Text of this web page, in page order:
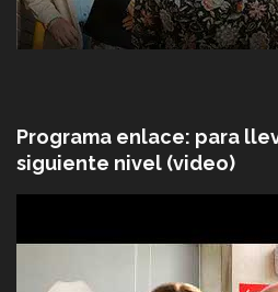
Programa enlace: para
siguiente nivel (video)